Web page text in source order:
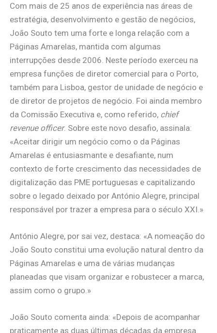
Com mais de 25 anos de experiência nas áreas de
estratégia, desenvolvimento e gestão de negócios,
João Souto tem uma forte e longa relação com a
Páginas Amarelas, mantida com algumas
interrupções desde 2006. Neste período exerceu na
empresa funções de diretor comercial para o Porto,
também para Lisboa, gestor de unidade de negócio e
de diretor de projetos de negócio. Foi ainda membro
da Comissão Executiva e, como referido, chief
revenue officer. Sobre este novo desafio, assinala:
«Aceitar dirigir um negócio como o da Páginas
Amarelas é entusiasmante e desafiante, num
contexto de forte crescimento das necessidades de
digitalização das PME portuguesas e capitalizando
sobre o legado deixado por António Alegre, principal
responsável por trazer a empresa para o século XXI.»
António Alegre, por sai vez, destaca: «A nomeação do
João Souto constitui uma evolução natural dentro da
Páginas Amarelas e uma de várias mudanças
planeadas que visam organizar e robustecer a marca,
assim como o grupo.»
João Souto comenta ainda: «Depois de acompanhar
praticamente as duas últimas décadas da empresa